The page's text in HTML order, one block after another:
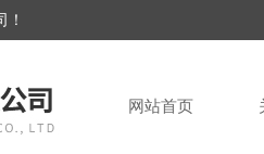
网站首页